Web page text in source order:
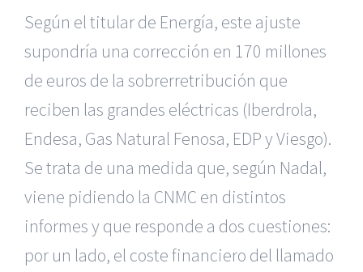
Según el titular de Energía, este ajuste
supondría una corrección en 170 millones
de euros de la sobrerretribución que
reciben las grandes eléctricas (Iberdrola,
Endesa, Gas Natural Fenosa, EDP y Viesgo).
Se trata de una medida que, según Nadal,
viene pidiendo la CNMC en distintos
informes y que responde a dos cuestiones:
por un lado, el coste financiero del llamado